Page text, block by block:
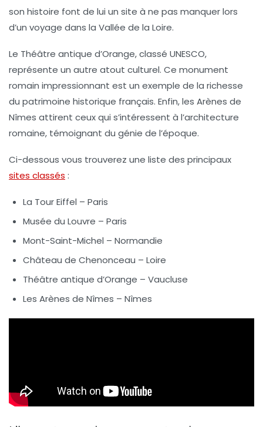
son histoire font de lui un site à ne pas manquer lors
d’un voyage dans la Vallée de la Loire.
Le Théâtre antique d’Orange, classé UNESCO,
représente un autre atout culturel. Ce monument
romain impressionnant est un exemple de la richesse
du patrimoine historique français. Enfin, les Arènes de
Nîmes attirent ceux qui s’intéressent à l’architecture
romaine, témoignant du génie de l’époque.
Ci-dessous vous trouverez une liste des principaux
sites classés :
La Tour Eiffel – Paris
Musée du Louvre – Paris
Mont-Saint-Michel – Normandie
Château de Chenonceau – Loire
Théâtre antique d’Orange – Vaucluse
Les Arènes de Nîmes – Nîmes